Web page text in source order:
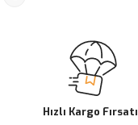
Hızlı Kargo Fırsatı